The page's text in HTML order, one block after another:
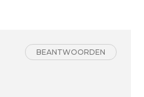
BEANTWOORDEN